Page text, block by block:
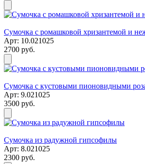
Сумочка с ромашковой хризантемой и
Арт: 10.021025
2700 руб.
Сумочка с кустовыми пионовидными
Арт: 9.021025
3500 руб.
Сумочка из радужной гипсофилы
Арт: 8.021025
2300 руб.